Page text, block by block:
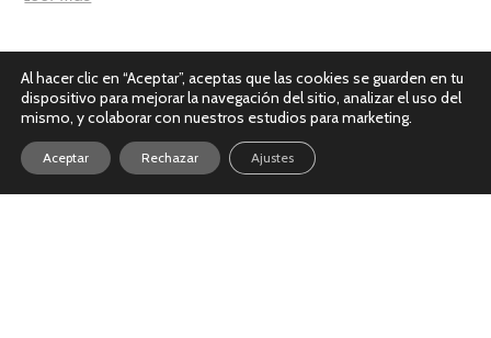
Al hacer clic en “Aceptar”, aceptas que las cookies se guarden en tu
dispositivo para mejorar la navegación del sitio, analizar el uso del
mismo, y colaborar con nuestros estudios para marketing.
Aceptar Rechazar Ajustes